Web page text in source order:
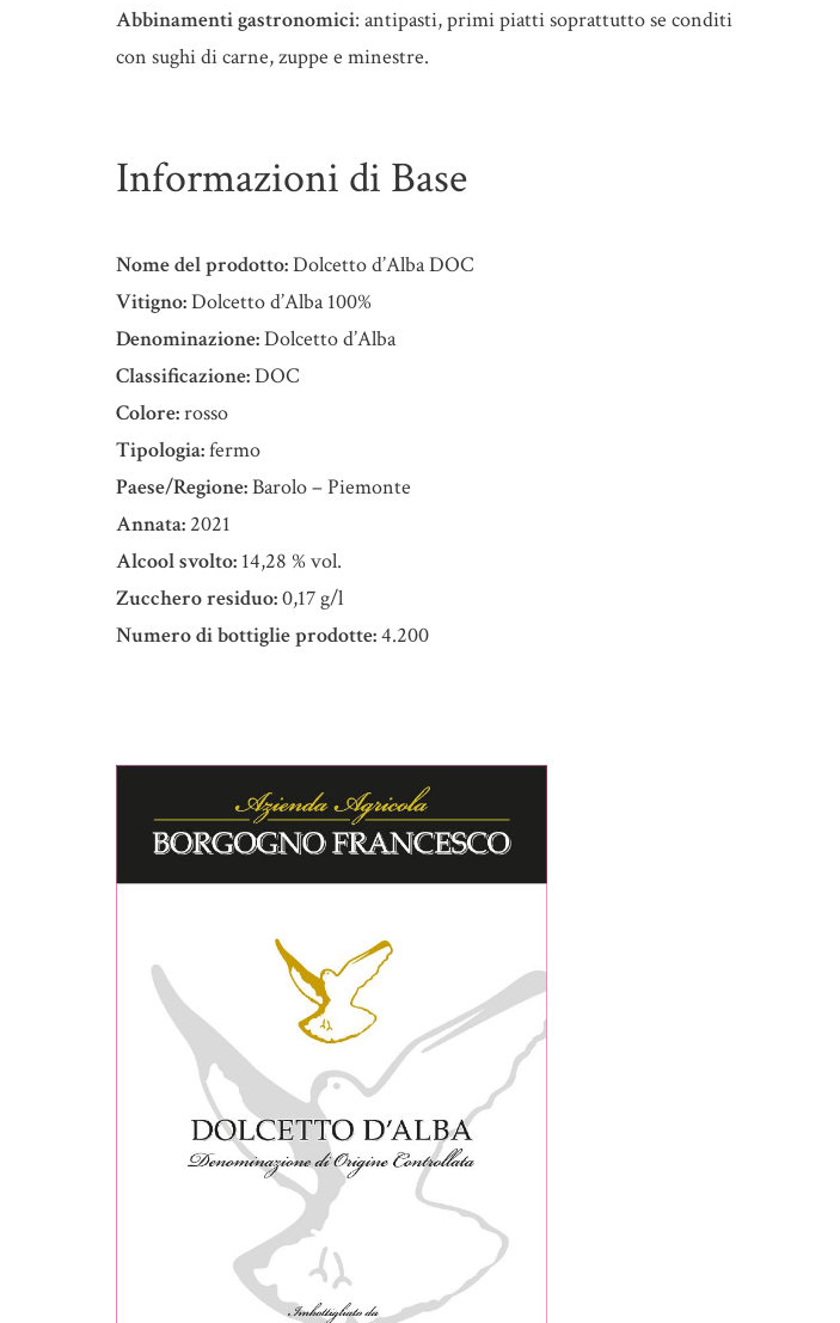
Abbinamenti gastronomici: antipasti, primi piatti soprattutto se conditi
con sughi di carne, zuppe e minestre.
Informazioni di Base
Nome del prodotto:Dolcetto d’Alba DOC
Vitigno:Dolcetto d’Alba 100%
Denominazione:Dolcetto d’Alba
Classificazione:DOC
Colore:rosso
Tipologia:fermo
Paese/Regione:Barolo – Piemonte
Annata:2021
Alcool svolto:14,28 % vol.
Zucchero residuo:0,17 g/l
Numero di bottiglie prodotte:4.200